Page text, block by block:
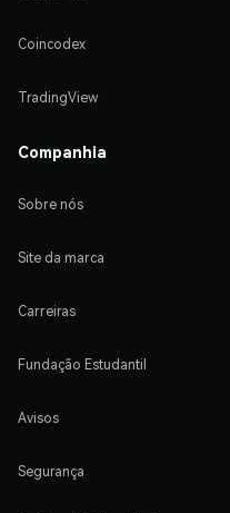
Coincodex
TradingView
Companhia
Sobre nós
Site da marca
Carreiras
Fundação Estudantil
Avisos
Segurança